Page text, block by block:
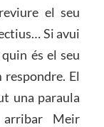
el seu
Si avui
és el seu
El
una paraula
Meir